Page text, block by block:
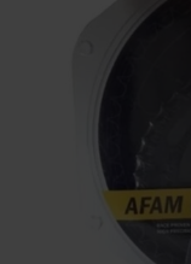
Remember me